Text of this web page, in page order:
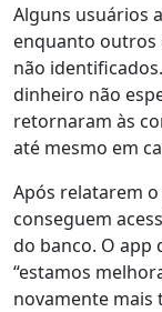
Alguns usuários
enquanto outros
não
dinheiro não
retornaram às
até mesmo em
Após relatarem
conseguem
do banco. O app
“estamos
novamente mais